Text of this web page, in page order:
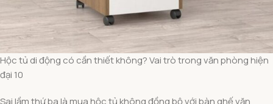
Hộc tủ di động có cần thiết không? Vai trò trong văn phòng hiện
đại 10
Sai lầm thứ ba là mua hộc tủ không đồng bộ với bàn ghế văn